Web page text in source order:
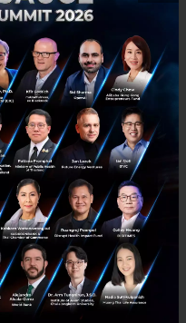
ปีนี้กลับไม่ใช่ตัว
ใจจริงและกระตือรือร้น
นรูปแบบต่าง ๆ ซึ่งในปี
หนดและตั้งค่าวิธีการ
ถในการประกอบธุรกิจ
วิร์กโฟลว์ที่ไม่สอด
เพิ่มเติม